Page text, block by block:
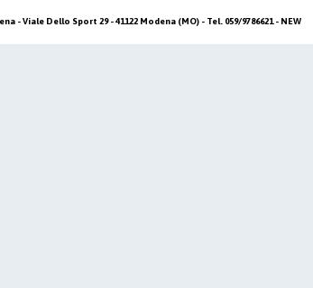
Viale Dello Sport 29 - 41122 Modena (MO) - Tel. 059/9786621 - NEW